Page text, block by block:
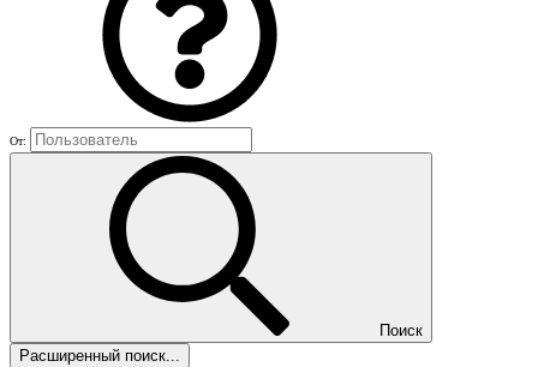
От:
Поиск
Расширенный поиск...